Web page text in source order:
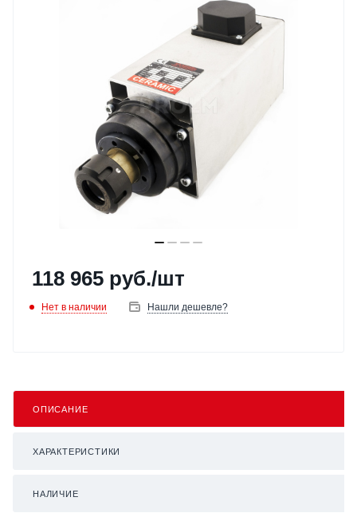
118 965 руб./шт
Нет в наличии Нашли дешевле?
ОПИСАНИЕ
ХАРАКТЕРИСТИКИ
НАЛИЧИЕ